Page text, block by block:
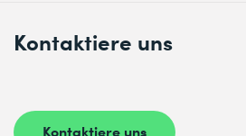
Kontaktiere uns
Kontaktiere uns